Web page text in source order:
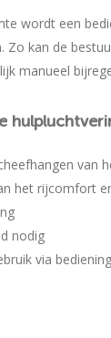
wordt een
Zo kan de
manueel
van
het rijcomfort
nodig
via